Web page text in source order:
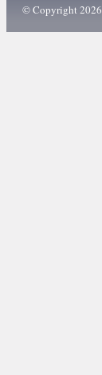
© Copyright 2026